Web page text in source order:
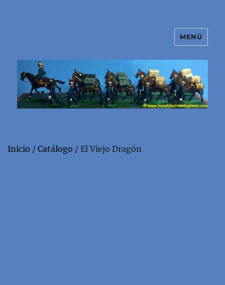
El mundo de los soldaditos de
plomo
MENÚ
Inicio / Catálogo / El Viejo Dragón